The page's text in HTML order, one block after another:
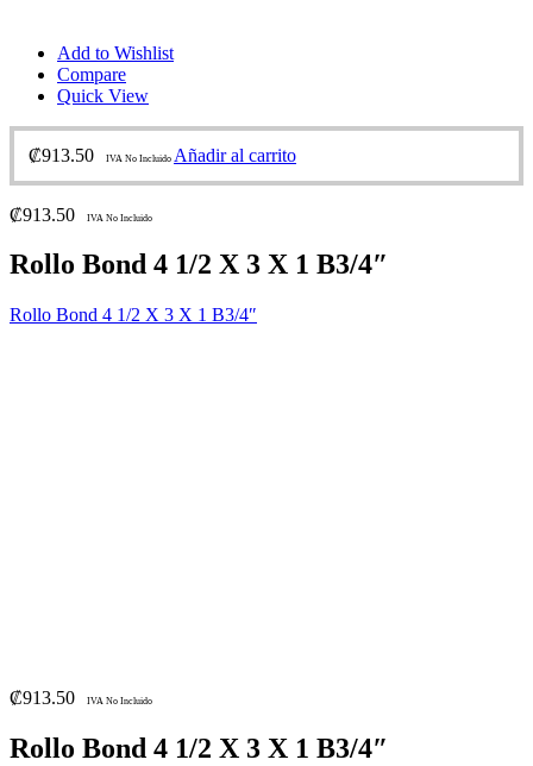
Add to Wishlist
Compare
Quick View
₡913.50 IVA No Incluido Añadir al carrito
₡913.50 IVA No Incluido
Rollo Bond 4 1/2 X 3 X 1 B3/4″
Rollo Bond 4 1/2 X 3 X 1 B3/4″
₡913.50 IVA No Incluido
Rollo Bond 4 1/2 X 3 X 1 B3/4″